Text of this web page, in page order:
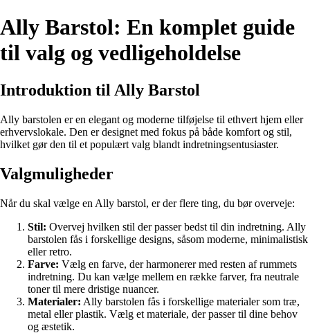
Ally Barstol: En komplet guide
til valg og vedligeholdelse
Introduktion til Ally Barstol
Ally barstolen er en elegant og moderne tilføjelse til ethvert hjem eller
erhvervslokale. Den er designet med fokus på både komfort og stil,
hvilket gør den til et populært valg blandt indretningsentusiaster.
Valgmuligheder
Når du skal vælge en Ally barstol, er der flere ting, du bør overveje:
Stil: Overvej hvilken stil der passer bedst til din indretning. Ally
barstolen fås i forskellige designs, såsom moderne, minimalistisk
eller retro.
Farve: Vælg en farve, der harmonerer med resten af rummets
indretning. Du kan vælge mellem en række farver, fra neutrale
toner til mere dristige nuancer.
Materialer: Ally barstolen fås i forskellige materialer som træ,
metal eller plastik. Vælg et materiale, der passer til dine behov
og æstetik.